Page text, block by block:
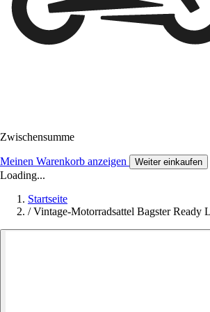
Zwischensumme
Meinen Warenkorb anzeigen Weiter einkaufen
Loading...
Startseite
/ Vintage-Motorradsattel Bagster Ready